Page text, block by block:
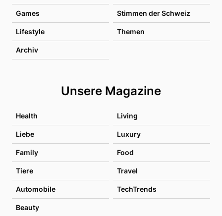
Games Stimmen der Schweiz
Lifestyle Themen
Archiv
Unsere Magazine
Health Living
Liebe Luxury
Family Food
Tiere Travel
Automobile TechTrends
Beauty